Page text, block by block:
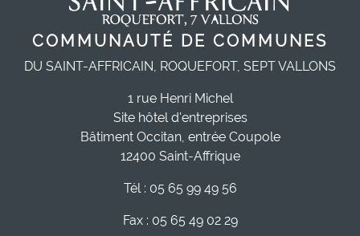
COMMUNAUTÉ DE COMMUNES
DU SAINT-AFFRICAIN, ROQUEFORT, SEPT VALLONS
1 rue Henri Michel
Site hôtel d'entreprises
Bâtiment Occitan, entrée Coupole
12400 Saint-Affrique
Tél : 05 65 99 49 56
Fax : 05 65 49 02 29